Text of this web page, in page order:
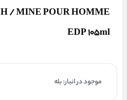
/ MINE POUR HOMME
EDP 105ml
موجود در انبار: بله